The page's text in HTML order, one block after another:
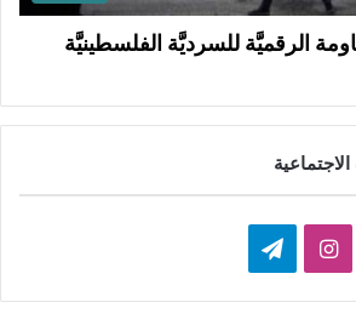
الرقميَّة للسرديَّة الفلسطينيَّة
ن
ي